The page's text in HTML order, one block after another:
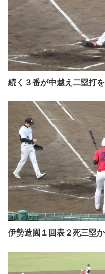
続く３番が中越え二塁打
伊勢造園１回表２死三塁